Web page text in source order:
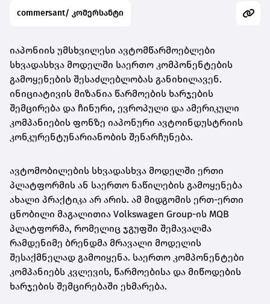
commersant/ კომერსანტი
იაპონიის უმსხვილესი ავტომწარმოებლები
სხვადასხვა მოდელში საერთო კომპონენტების
გამოყენების შესაძლებლობას განიხილავენ.
ინიციატივის მიზანია წარმოების ხარჯების
შემცირება და ჩინური, ევროპული და ამერიკული
კომპანიების ფონზე იაპონური ავტოინდუსტრიის
კონკურენტუნარიანობის შენარჩუნება.
ავტომობილების სხვადასხვა მოდელში ერთი
პლატფორმის ან საერთო ნაწილების გამოყენება
ახალი პრაქტიკა არ არის. ამ მიდგომის ერთ-ერთი
ცნობილი მაგალითია Volkswagen Group-ის MQB
პლატფორმა, რომელიც ჯგუფში შემავალმა
რამდენიმე ბრენდმა მრავალი მოდელის
შესაქმნელად გამოიყენა. საერთო კომპონენტები
კომპანიებს კვლევის, წარმოებისა და მიწოდების
ხარჯების შემცირებაში ეხმარება.